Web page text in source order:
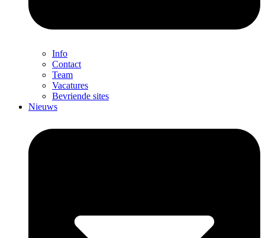
Info
Contact
Team
Vacatures
Bevriende sites
Nieuws